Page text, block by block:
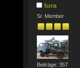
lura
Sr. Member
Beiträge: 357